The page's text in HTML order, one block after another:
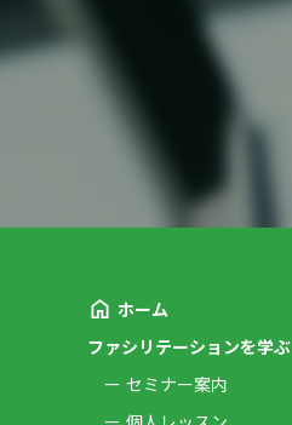
ホーム
ファシリテーションを学ぶ
セミナー案内